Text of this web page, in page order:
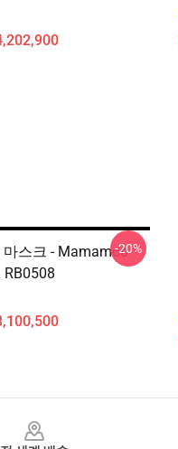
스크 - Mamamoo-20%